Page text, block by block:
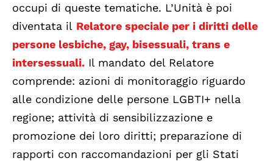
occupi di queste tematiche. L’Unità è poi
diventata il Relatore speciale per i diritti delle
persone lesbiche, gay, bisessuali, trans e
intersessuali. Il mandato del Relatore
comprende: azioni di monitoraggio riguardo
alle condizione delle persone LGBTI+ nella
regione; attività di sensibilizzazione e
promozione dei loro diritti; preparazione di
rapporti con raccomandazioni per gli Stati